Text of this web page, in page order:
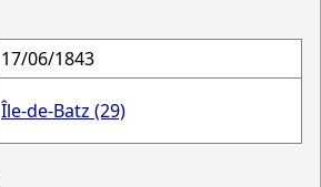
17/06/1843
Île-de-Batz (29)